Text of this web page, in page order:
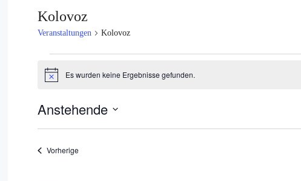
Kolovoz
Veranstaltungen Kolovoz
HinweisEs wurden keine Ergebnisse gefunden.
Anstehende
VorherigeVeranstaltungen